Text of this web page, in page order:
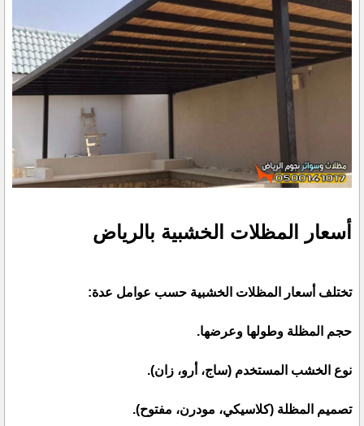
أسعار المظلات الخشبية بالرياض
تختلف أسعار المظلات الخشبية حسب عوامل عدة:
حجم المظلة وطولها وعرضها.
نوع الخشب المستخدم (ساج، أرو، زان).
تصميم المظلة (كلاسيكي، مودرن، مفتوح).